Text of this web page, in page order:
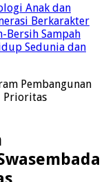
Anak dan
Berkarakter
Bersih Sampah
Sedunia dan
Pembangunan
Prioritas